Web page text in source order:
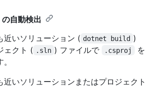
自動検出
近いソリューション ( dotnet build )
ェクト ( .sln ) ファイルで .csproj
を
近いソリューションまたはプロジェクト